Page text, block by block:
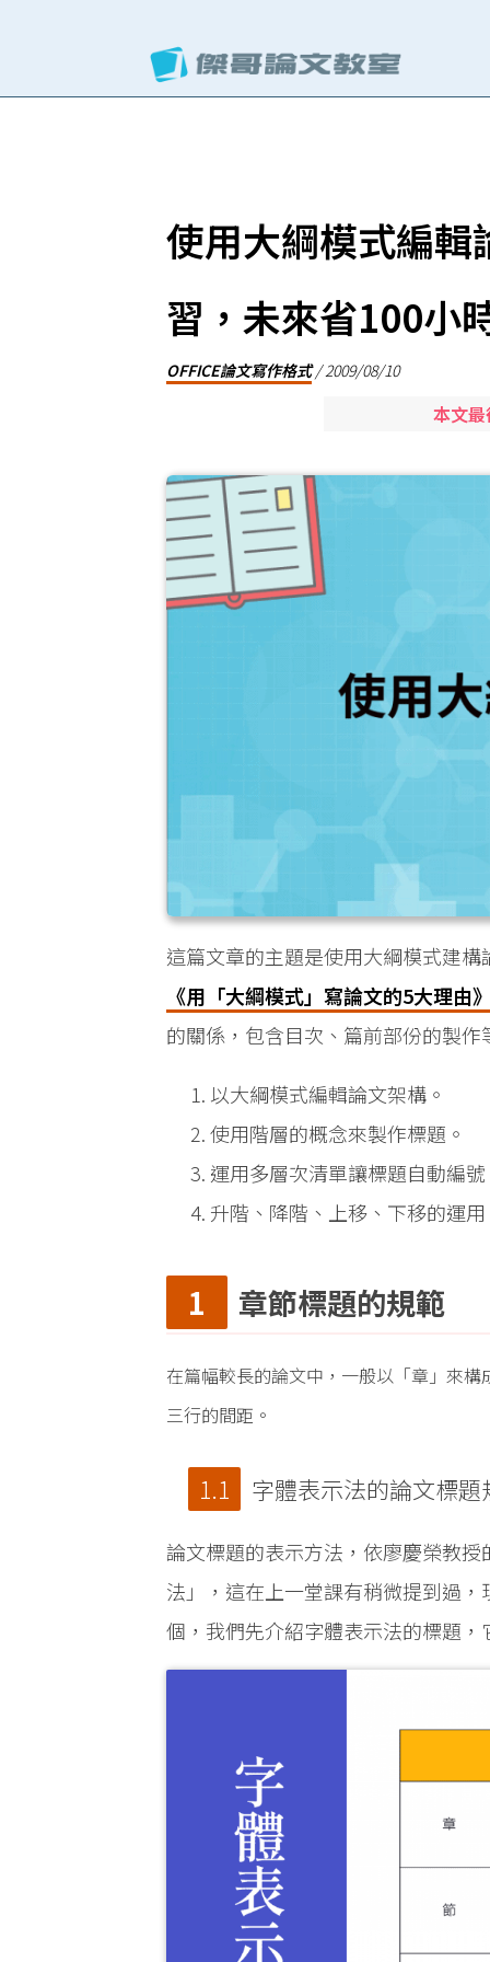
使用大綱模式編
習，未來省100小
OFFICE論文寫作格式/2009/08/10
本文
這篇文章的主題是使用大綱模式建
《用「大綱模式」寫論文的5大理由
的關係，包含目次、篇前部份的製
以大綱模式編輯論文架構。
使用階層的概念來製作標題。
運用多層次清單讓標題自動編
升階、降階、上移、下移的運
章節標題的規範
在篇幅較長的論文中，一般以「章」來
三行的間距。
字體表示法的論文標題
論文標題的表示方法，依廖慶榮教
法」，這在上一堂課有稍微提到過
個，我們先介紹字體表示法的標題